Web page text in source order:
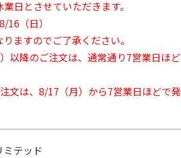
日とさせていただきます。
16（日）
ますのでご了承ください。
以降のご注文は、通常通り7営業日ほど
文は、8/17（月）から7営業日ほどで発
ミテッド